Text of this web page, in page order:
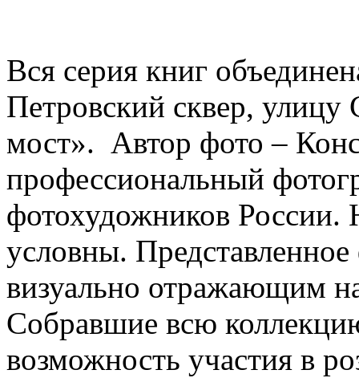
Вся серия книг
Петровский сквер,
мост». Автор фото –
профессиональный
фотохудожников России.
условны.
визуально отражающим
Собравшие всю
возможность участия